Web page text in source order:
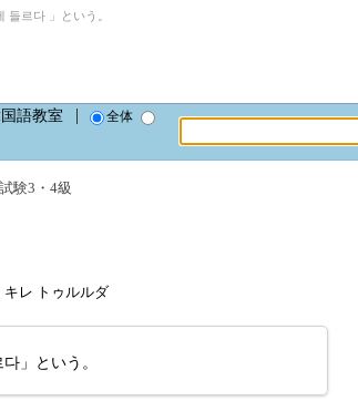
르다 」という。
語教室
全体
験3・4級
キレ トゥルルダ
」という。